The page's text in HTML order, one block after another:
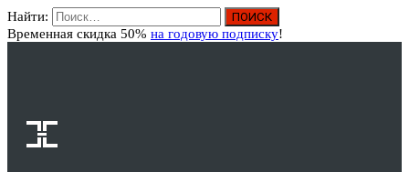
Найти:
Временная скидка 50% на годовую подписку!